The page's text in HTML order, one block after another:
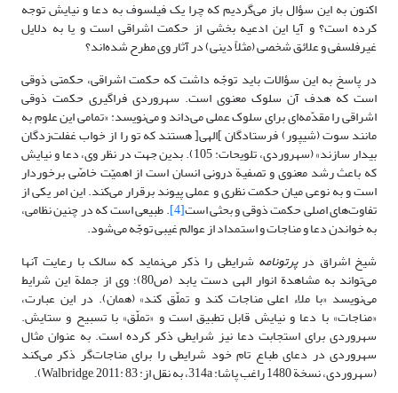
اکنون به این سؤال باز می‌گردیم که چرا یک فیلسوف به دعا و نیایش توجه
کرده است؟ و آیا این ادعیه بخشی از حکمت اشراقی است و یا به دلایل
غیرفلسفی و علائق شخصی (مثلاً دینی) در آثار وی مطرح شده‌اند؟
در پاسخ به این سؤالات باید توجّه داشت که حکمت اشراقی، حکمتی ذوقی
است که هدف آن سلوک معنوی است. سهروردی فراگیری حکمت ذوقی
اشراقی را مقدّمه‌ای برای سلوک عملی می‌داند و می‌نویسد: «تمامی این علوم به
مانند سوت (شیپور) فرستادگان ]الهی[ هستند که تو را از خواب غفلت‌زدگان
بیدار سازند» (سهروردی، تلویحات: 105). بدین جهت در نظر وی، دعا و نیایش
که باعث رشد معنوی و تصفیة درونی انسان است از اهمیّت خاصّی برخوردار
است و به نوعی میان حکمت نظری و عملی پیوند برقرار می‌کند. این امر یکی از
تفاوت‌های اصلی حکمت ذوقی و بحثی است[4] . طبیعی است که در چنین نظامی،
به خواندن دعا و مناجات و استمداد از عوالم غیبی توجّه می‌شود.
شیخ اشراق درپرتونامه شرایطی را ذکر می‌نماید که سالک با رعایت آنها
می‌تواند به مشاهدة انوار الهی دست یابد (ص80)؛ وی از جملة این شرایط
می‌نویسد «با ملاء اعلی مناجات کند و تملّق کند» (همان). در این عبارت،
«مناجات» با دعا و نیایش قابل تطبیق است و «تملّق» با تسبیح و ستایش.
سهروردی برای استجابت دعا نیز شرایطی ذکر کرده است. به عنوان مثال
سهروردی در دعای طباع تام خود شرایطی را برای مناجات‌گر ذکر می‌کند
(سهروردی، نسخة 1480 راغب پاشا: 314a، به نقل از: Walbridge, 2011: 83).